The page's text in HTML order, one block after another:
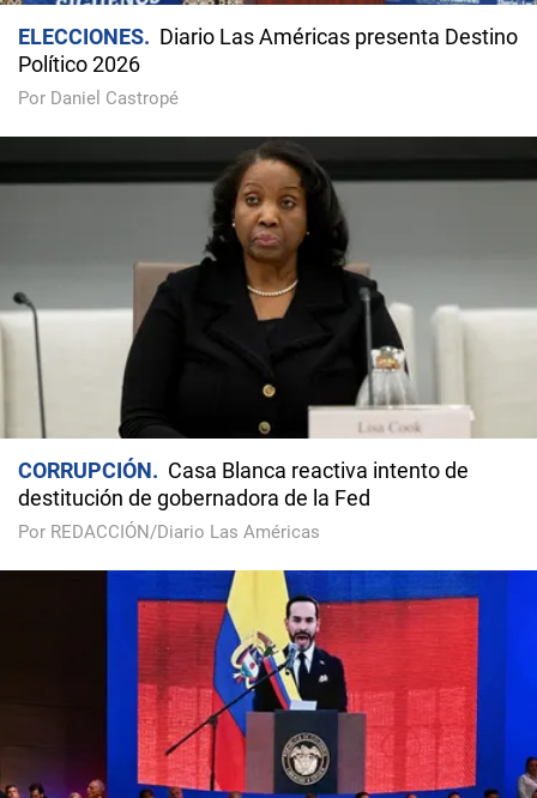
ELECCIONES
Diario Las Américas presenta Destino
Político 2026
Por Daniel Castropé
CORRUPCIÓN
Casa Blanca reactiva intento de
destitución de gobernadora de la Fed
Por REDACCIÓN/Diario Las Américas